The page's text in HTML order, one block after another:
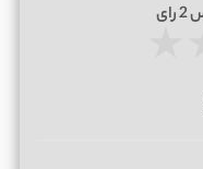
2رای